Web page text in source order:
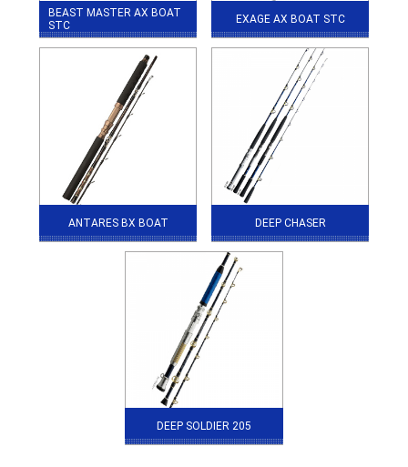
BEAST MASTER AX BOAT
STC
EXAGE AX BOAT STC
ANTARES BX BOAT DEEP CHASER
DEEP SOLDIER 205